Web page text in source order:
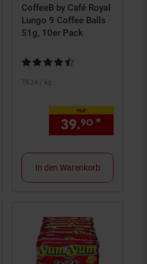
5 Sternen
Preis: 11,49€
CoffeeB by Café Royal
Lungo 9 Coffee Balls
51g, 10er Pack
Kundenbewertung: 4,71 von 5
78.24 / kg
nur
39.90 *
In den Warenkorb